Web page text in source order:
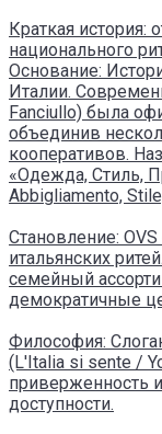
Краткая история:
национального
Основание:
Италии.
Fanciullo) была
объединив
кооперативов.
«Одежда, Стиль,
Abbigliamento,
Становление:
итальянских
семейный
демократичные
Философия:
(L'Italia si sente /
приверженность
доступности.